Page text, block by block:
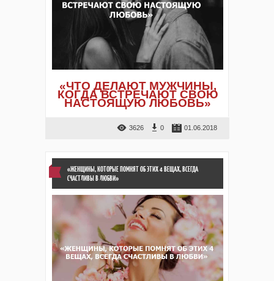
«ЧТО ДЕЛАЮТ МУЖЧИНЫ,
КОГДА ВСТРЕЧАЮТ СВОЮ
НАСТОЯЩУЮ ЛЮБОВЬ»
3626 0 01.06.2018
«ЖЕНЩИНЫ, КОТОРЫЕ ПОМНЯТ ОБ ЭТИХ 4 ВЕЩАХ, ВСЕГДА
СЧАСТЛИВЫ В ЛЮБВИ»